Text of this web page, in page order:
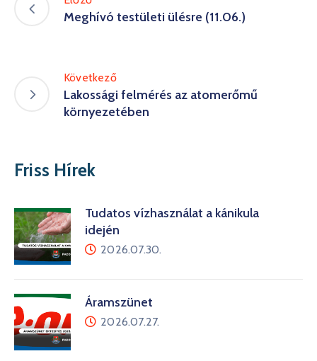
Meghívó testületi ülésre (11.06.)
Következő
Lakossági felmérés az atomerőmű
környezetében
Friss Hírek
Tudatos vízhasználat a kánikula
idején
2026.07.30.
Áramszünet
2026.07.27.